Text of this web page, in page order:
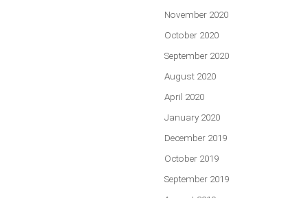
November 2020
October 2020
September 2020
August 2020
April 2020
January 2020
December 2019
October 2019
September 2019